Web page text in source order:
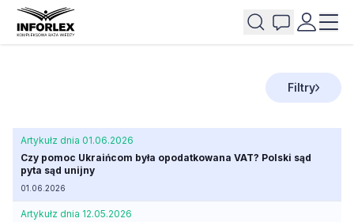
Filtry
Artykułz dnia 01.06.2026
Czy pomoc Ukraińcom była opodatkowana VAT? Polski sąd
pyta sąd unijny
01.06.2026
Artykułz dnia 12.05.2026